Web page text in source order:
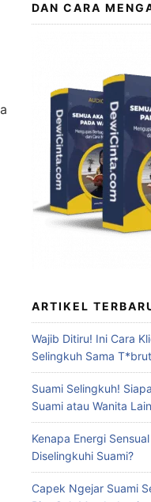
DAN CARA
ARTIKEL
Wajib Ditiru! Ini Cara
Selingkuh Sama T*brut
Suami Selingkuh!
Suami atau Wanita
Kenapa Energi
Diselingkuhi Suami?
Capek Ngejar Suami